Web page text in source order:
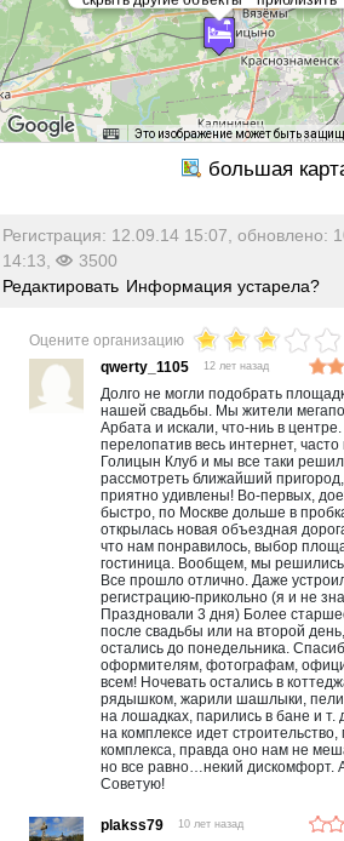
Это изображение может быть
Регистрация: 12.09.14 15:07, обновлено:
14:13,
3500
Редактировать Информация устарела?
Оцените организацию
qwerty_1105
12 лет назад
Долго не могли подобрать
нашей свадьбы. Мы жители
Арбата и искали, что-ниь в
перелопатив весь интернет,
Голицын Клуб и мы все таки
рассмотреть ближайший
приятно удивлены! Во-первых,
быстро, по Москве дольше в
открылась новая объездная
что нам понравилось, выбор
гостиница. Вообщем, мы
Все прошло отлично. Даже
регистрацию-прикольно (я и не
Праздновали 3 дня) Более
после свадьбы или на второй
остались до понедельника.
оформителям, фотографам,
всем! Ночевать остались в
рядышком, жарили шашлыки, пели
на лошадках, парились в бане и т.
на комплексе идет
комплекса, правда оно нам не
но все равно…некий дискомфорт.
Советую!
plakss79 10 лет назад